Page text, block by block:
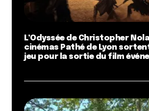
L’Odyssée de Christopher
cinémas Pathé de Lyon
jeu pour la sortie du film